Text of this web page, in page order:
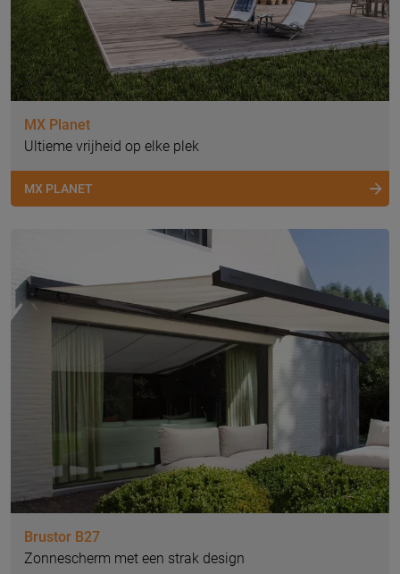
MX Planet
Ultieme vrijheid op elke plek
MX PLANET
Brustor B27
Zonnescherm met een strak design